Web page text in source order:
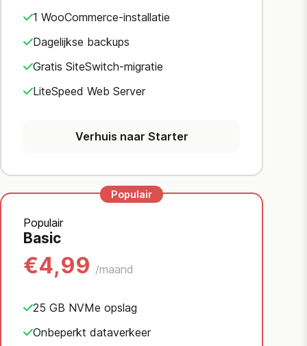
1 WooCommerce-installatie
Dagelijkse backups
Gratis SiteSwitch-migratie
LiteSpeed Web Server
Verhuis naar Starter
Populair
Basic
€4,99 /maand
25 GB NVMe opslag
Onbeperkt dataverkeer